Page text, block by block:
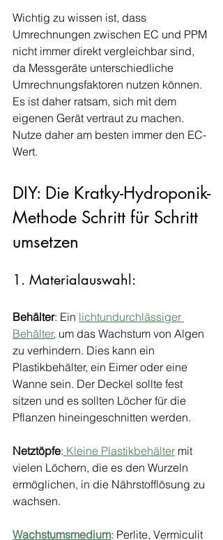
Wichtig zu wissen ist, dass
Umrechnungen zwischen EC und PPM
nicht immer direkt vergleichbar sind,
da Messgeräte unterschiedliche
Umrechnungsfaktoren nutzen können.
Es ist daher ratsam, sich mit dem
eigenen Gerät vertraut zu machen.
Nutze daher am besten immer den EC-
Wert.
DIY: Die Kratky-Hydroponik-
Methode Schritt für Schritt
umsetzen
1. Materialauswahl:
Behälter: Ein lichtundurchlässiger
Behälter, um das Wachstum von Algen
zu verhindern. Dies kann ein
Plastikbehälter, ein Eimer oder eine
Wanne sein. Der Deckel sollte fest
sitzen und es sollten Löcher für die
Pflanzen hineingeschnitten werden.
Netztöpfe: Kleine Plastikbehälter mit
vielen Löchern, die es den Wurzeln
ermöglichen, in die Nährstofflösung zu
wachsen.
Wachstumsmedium: Perlite, Vermiculit